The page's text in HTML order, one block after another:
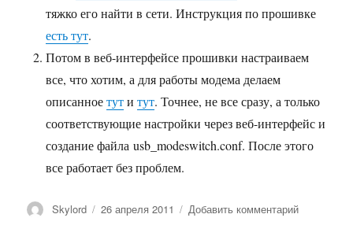
тяжко его найти в сети. Инструкция по прошивке
есть тут.
Потом в веб-интерфейсе прошивки настраиваем
все, что хотим, а для работы модема делаем
описанноетутитут. Точнее, не все сразу, а только
соответствующие настройки через веб-интерфейс и
создание файла usb_modeswitch.conf. После этого
все работает без проблем.
Автор
Skylord Опубликовано
26 апреля 2011 Добавить комментарийк